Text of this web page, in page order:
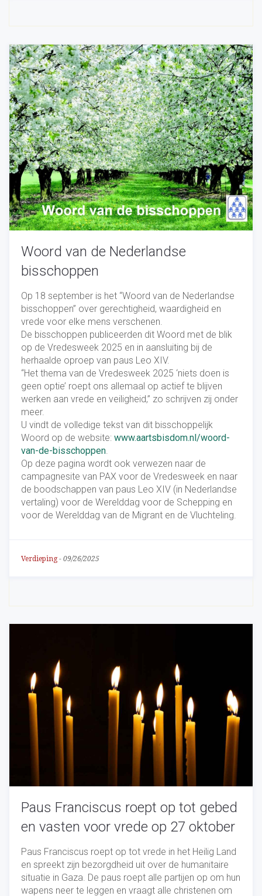
Woord van de Nederlandse
bisschoppen
Op 18 september is het “Woord van de Nederlandse
bisschoppen” over gerechtigheid, waardigheid en
vrede voor elke mens verschenen.
De bisschoppen publiceerden dit Woord met de blik
op de Vredesweek 2025 en in aansluiting bij de
herhaalde oproep van paus Leo XIV.
“Het thema van de Vredesweek 2025 ‘niets doen is
geen optie’ roept ons allemaal op actief te blijven
werken aan vrede en veiligheid,” zo schrijven zij onder
meer.
U vindt de volledige tekst van dit bisschoppelijk
Woord op de website: www.aartsbisdom.nl/woord-
van-de-bisschoppen.
Op deze pagina wordt ook verwezen naar de
campagnesite van PAX voor de Vredesweek en naar
de boodschappen van paus Leo XIV (in Nederlandse
vertaling) voor de Werelddag voor de Schepping en
voor de Werelddag van de Migrant en de Vluchteling.
Verdieping- 09/26/2025
Paus Franciscus roept op tot gebed
en vasten voor vrede op 27 oktober
Paus Franciscus roept op tot vrede in het Heilig Land
en spreekt zijn bezorgdheid uit over de humanitaire
situatie in Gaza. De paus roept alle partijen op om hun
wapens neer te leggen en vraagt alle christenen om